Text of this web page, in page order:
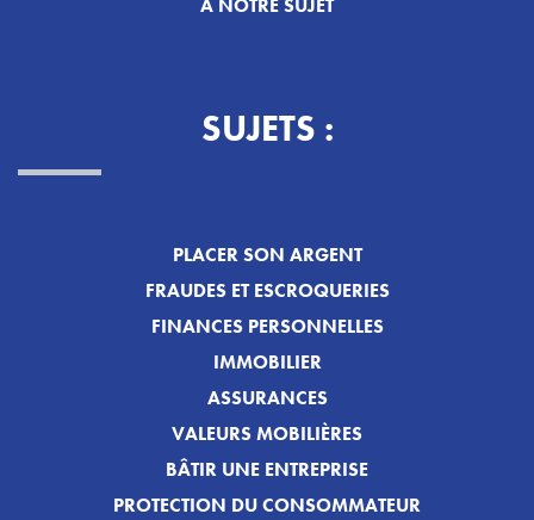
À NOTRE SUJET
SUJETS :
PLACER SON ARGENT
FRAUDES ET ESCROQUERIES
FINANCES PERSONNELLES
IMMOBILIER
ASSURANCES
VALEURS MOBILIÈRES
BÂTIR UNE ENTREPRISE
PROTECTION DU CONSOMMATEUR